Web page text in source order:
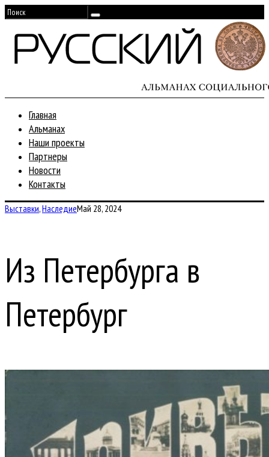
Главная
Альманах
Наши проекты
Партнеры
Новости
Контакты
Выставки,НаследиеМай 28, 2024
Из Петербурга в
Петербург